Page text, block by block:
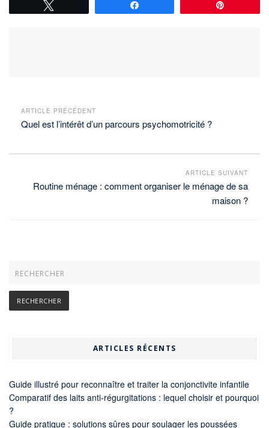
ARTICLE PRÉCÉDENT
Quel est l’intérêt d’un parcours psychomotricité ?
ARTICLE SUIVANT
Routine ménage : comment organiser le ménage de sa
maison ?
ARTICLES RÉCENTS
Guide illustré pour reconnaître et traiter la conjonctivite infantile
Comparatif des laits anti-régurgitations : lequel choisir et pourquoi
?
Guide pratique : solutions sûres pour soulager les poussées